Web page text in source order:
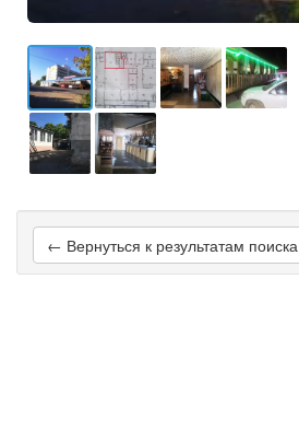
← Вернуться к результатам поиска